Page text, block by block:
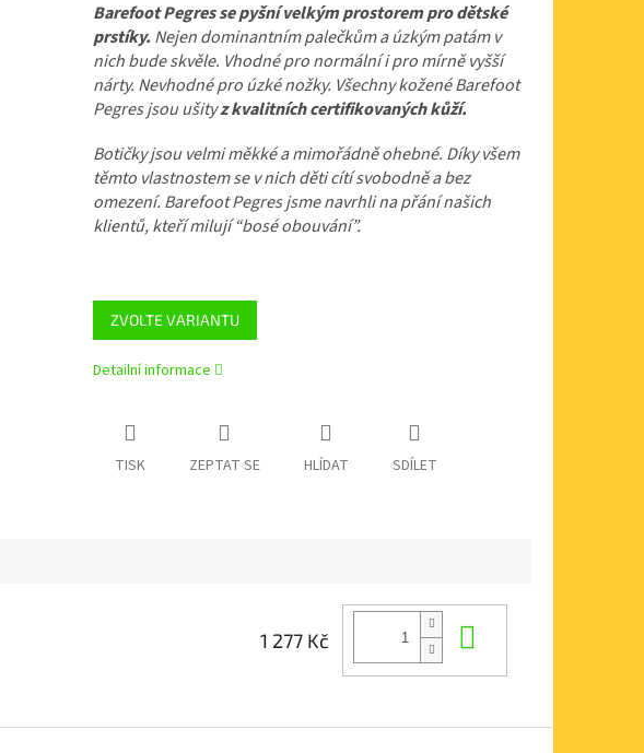
ZVOLTE VARIANTU
Barefoot Pegres se pyšní velkým prostorem pro dětské
prstíky.Nejen dominantním palečkům a úzkým patám v
nich bude skvěle. Vhodné pro normální i pro mírně vyšší
nárty. Nevhodné pro úzké nožky. Všechny kožené Barefoot
Pegres jsou ušityz kvalitních certifikovaných kůží.
Botičky jsou velmi měkké a mimořádně ohebné. Díky všem
těmto vlastnostem se v nich děti cítí svobodně a bez
omezení. Barefoot Pegres jsme navrhli na přání našich
klientů, kteří milují “bosé obouvání”.
Detailní informace
TISK ZEPTAT SE HLÍDAT SDÍLET
1 277 Kč